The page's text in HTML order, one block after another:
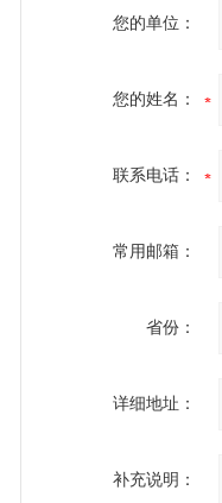
您的单位：
您的姓名：
联系电话：
常用邮箱：
省份：
详细地址：
补充说明：